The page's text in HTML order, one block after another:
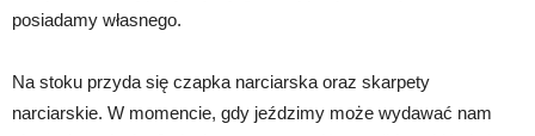
posiadamy własnego.
Na stoku przyda się czapka narciarska oraz skarpety
narciarskie. W momencie, gdy jeździmy może wydawać nam